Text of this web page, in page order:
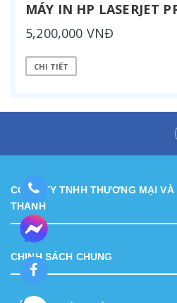
MÁY IN HP LASERJET
5,200,000 VNĐ
CHI TIẾT
CÔNG TY TNHH THƯƠNG MẠI
THÀNH
CHINH SÁCH CHUNG